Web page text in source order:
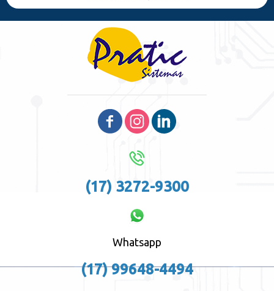
(17) 3272-9300
Whatsapp
(17) 99648-4494